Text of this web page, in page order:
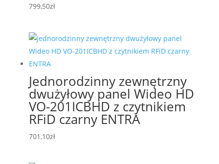
799,50zł
Jednorodzinny zewnętrzny
dwużyłowy panel Wideo HD
VO-201ICBHD z czytnikiem
RFiD czarny ENTRA
701,10zł